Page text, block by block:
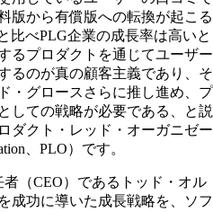
版から有償版への転換が起こる
比べPLG企業の成長率は高いと
るプロダクトを通じてユーザー
るのが真の顧客主義であり、そ
・グロースさらに推し進め、プ
しての戦略が必要である、と説
ダクト・レッド・オーガニゼー
、PLO）です。
（CEO）であるトッド・オル
成功に導いた成長戦略を、ソフ